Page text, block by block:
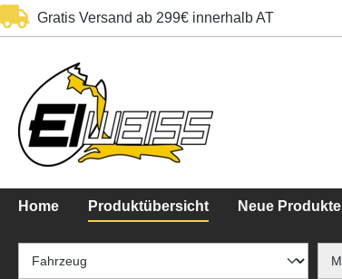
Zur Hauptnavigation springen
Gratis Versand ab 299€ innerhalb AT
Home Produktübersicht Neue Produkte